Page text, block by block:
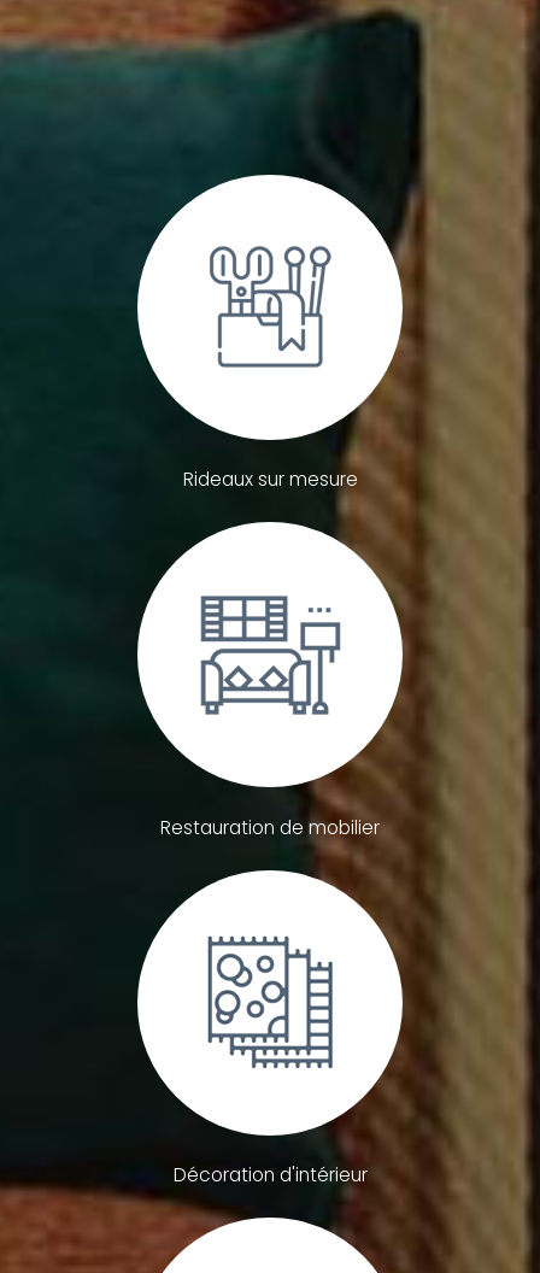
Rideaux sur mesure
Restauration de mobilier
Décoration d'intérieur